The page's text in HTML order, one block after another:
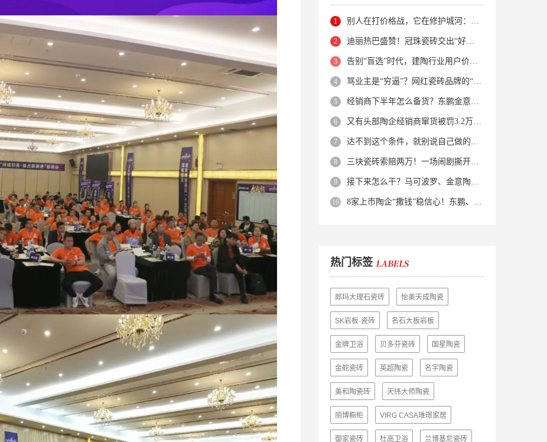
别人在打价格战，它在修护城河：新明珠岩板的逆势密码
迪丽热巴盛赞！冠珠瓷砖交出“好房子”的标准答卷
告别“盲选”时代，建陶行业用户价值正在被改写！
骂业主是“穷逼”？网红瓷砖品牌的“真实面目”被揭开了！
经销商下半年怎么备货？东鹏金意陶马可波罗等10大品牌集体亮剑
又有头部陶企经销商窜货被罚3.2万！品牌区域保护岌岌可危？
达不到这个条件，就别说自己做的是质感砖！
三块瓷砖索赔两万！一场闹剧撕开了装修“碰瓷”的遮羞布
接下来怎么干？马可波罗、金意陶、蒙娜丽莎、箭牌、欧神诺、宏宇…
8家上市陶企“撒钱”稳信心！东鹏、蒙娜丽莎等启动回购增持
热门标签
郎玛大理石瓷砖 怡美天成陶瓷
SK岩板·瓷砖 名石大板岩板
金牌卫浴 贝多芬瓷砖 国星陶瓷
金舵瓷砖 英超陶瓷 名宇陶瓷
美和陶瓷砖 天纬大师陶瓷
丽博橱柜 VIRG CASA琟璟家居
御家瓷砖 杜高卫浴 兰博基尼瓷砖